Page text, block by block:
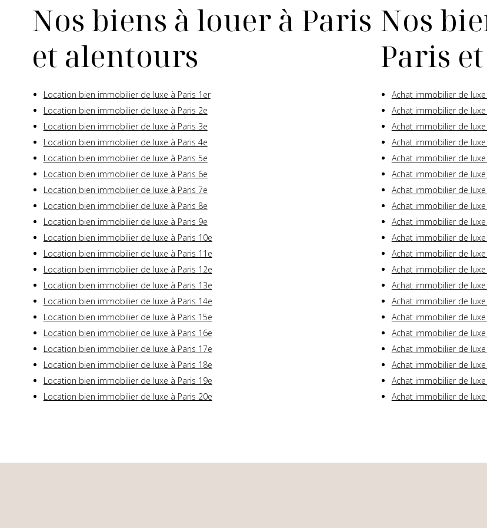
Nos biens à louer à Paris
et alentours
Location bien immobilier de luxe à Paris 1er
Location bien immobilier de luxe à Paris 2e
Location bien immobilier de luxe à Paris 3e
Location bien immobilier de luxe à Paris 4e
Location bien immobilier de luxe à Paris 5e
Location bien immobilier de luxe à Paris 6e
Location bien immobilier de luxe à Paris 7e
Location bien immobilier de luxe à Paris 8e
Location bien immobilier de luxe à Paris 9e
Location bien immobilier de luxe à Paris 10e
Location bien immobilier de luxe à Paris 11e
Location bien immobilier de luxe à Paris 12e
Location bien immobilier de luxe à Paris 13e
Location bien immobilier de luxe à Paris 14e
Location bien immobilier de luxe à Paris 15e
Location bien immobilier de luxe à Paris 16e
Location bien immobilier de luxe à Paris 17e
Location bien immobilier de luxe à Paris 18e
Location bien immobilier de luxe à Paris 19e
Location bien immobilier de luxe à Paris 20e
Nos
Paris
Achat immobilier de
Achat immobilier de luxe
Achat immobilier de luxe
Achat immobilier de luxe
Achat immobilier de luxe
Achat immobilier de luxe
Achat immobilier de luxe
Achat immobilier de luxe
Achat immobilier de luxe
Achat immobilier de luxe
Achat immobilier de luxe
Achat immobilier de luxe
Achat immobilier de luxe
Achat immobilier de luxe
Achat immobilier de luxe
Achat immobilier de luxe
Achat immobilier de luxe
Achat immobilier de luxe
Achat immobilier de luxe
Achat immobilier de luxe